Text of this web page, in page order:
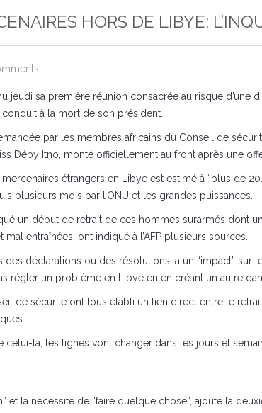
HORS DE LIBYE:
jeudi sa première réunion consacrée au risque
à la mort de son président.
par les membres africains du Conseil de
Déby Itno, monté officiellement au front après une
étrangers en Libye est estimé à “plus de
plusieurs mois par l’ONU et les grandes puissances.
un début de retrait de ces hommes surarmés dont
entraînées, ont indiqué à l’AFP plusieurs sources.
des déclarations ou des résolutions, a un “impact”
régler un problème en Libye en en créant un autre
de sécurité ont tous établi un lien direct entre le
là, les lignes vont changer dans les jours et
et la nécessité de “faire quelque chose”, ajoute la